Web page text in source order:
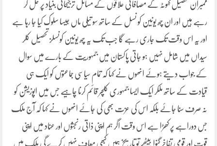
ممبران تحصیل کہوٹہ کے مصافاتی علاقوں کے مسائل ترجیحاتی بنیاد پر حل کر
رہے ہیں اور ان چھ یونین کو نسل کے ساتھ سو تیلی ماں جیسا سلوک کیا جا رہا ہے
اور یہ اس وقت تک جاری رہے گا جب تک یہ چھ یونین کونسلز تحصیل کلر
سیداں میں شامل نہیں ہو جاتی پاکستان میں جمہوریت کے بارے میں سوال
کے جواب دیتے ہوئے انھوں نے کہا کہ تمام سیاسی جماعتوں کو ایک ہی
قیادت کے ساتھ ملکر ایک ایسا جمہوری کلچر قائم کرنا چاہیے جس میں اپوزیشن کو
نہ صرف سنا جائے بلکہ اس کی عزت بھی کی جائے انھوں نے کہا کہ آج ملک
جس دوراہے پر کھڑا ہے اس وقت اگر ہم اپنی ذاتی رنجشوں اور عناد میں اپنی
قوت اور قومی تفاخر گنوا بیٹھے تو تاریخ ہمیں کبھی معاف نہیں کرے گی ملک میں